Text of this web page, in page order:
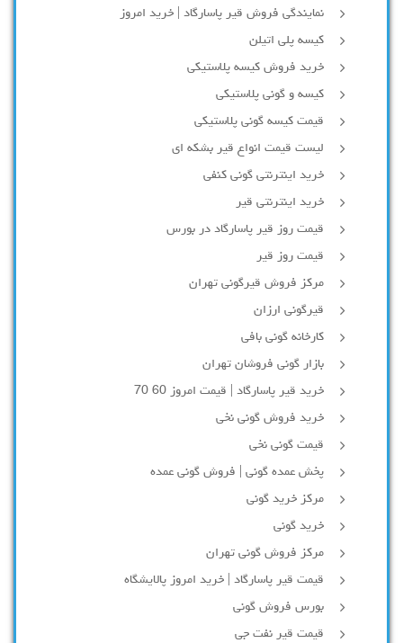
نمایندگی فروش قیر پاسارگاد | خرید امروز
کیسه پلی اتیلن
خرید فروش کیسه پلاستیکی
کیسه و گونی پلاستیکی
قیمت کیسه گونی پلاستیکی
لیست قیمت انواع قیر بشکه ای
خرید اینترنتی گونی کنفی
خرید اینترنتی قیر
قیمت روز قیر پاسارگاد در بورس
قیمت روز قیر
مرکز فروش قیرگونی تهران
قیرگونی ارزان
کارخانه گونی بافی
بازار گونی فروشان تهران
خرید قیر پاسارگاد | قیمت امروز 60 70
خرید فروش گونی نخی
قیمت گونی نخی
پخش عمده گونی | فروش گونی عمده
مرکز خرید گونی
خرید گونی
مرکز فروش گونی تهران
قیمت قیر پاسارگاد | خرید امروز پالایشگاه
بورس فروش گونی
قیمت قیر نفت جی